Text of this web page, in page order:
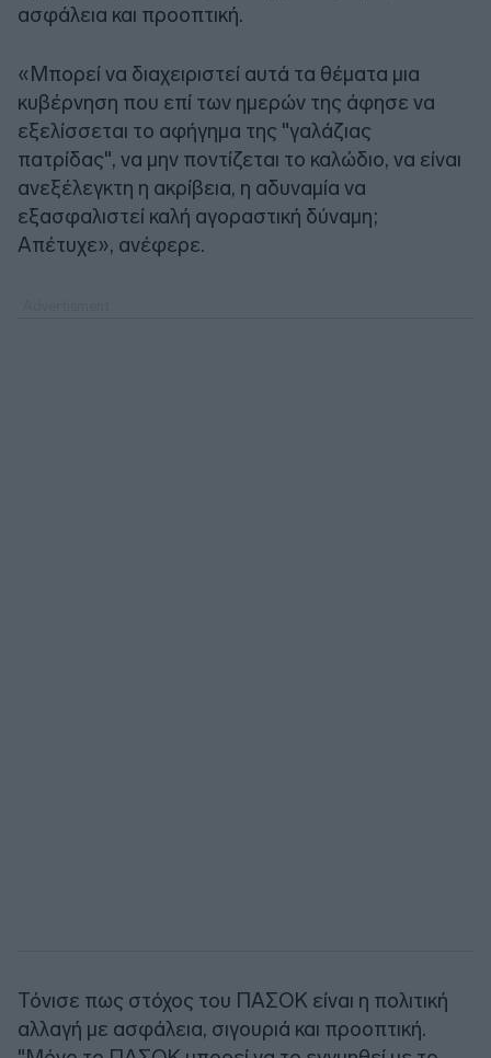
ασφάλεια και προοπτική.
«Μπορεί να διαχειριστεί αυτά τα θέματα μια
κυβέρνηση που επί των ημερών της άφησε να
εξελίσσεται το αφήγημα της "γαλάζιας
πατρίδας", να μην ποντίζεται το καλώδιο, να είναι
ανεξέλεγκτη η ακρίβεια, η αδυναμία να
εξασφαλιστεί καλή αγοραστική δύναμη;
Απέτυχε», ανέφερε.
Τόνισε πως στόχος του ΠΑΣΟΚ είναι η πολιτική
αλλαγή με ασφάλεια, σιγουριά και προοπτική.